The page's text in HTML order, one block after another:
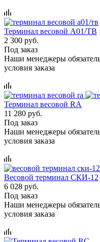
Терминал весовой A01/ТВ
2 300 руб.
Под заказ
Наши менеджеры
условия заказа
Терминал весовой RA
11 280 руб.
Под заказ
Наши менеджеры
условия заказа
Весовой терминал СКИ-12
6 028 руб.
Под заказ
Наши менеджеры
условия заказа